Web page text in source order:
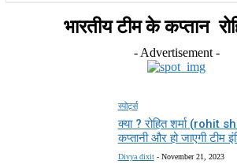
भारतीय टीम के कप्तान
- Advertisement -
स्पोर्ट्स
क्या ? रोहित शर्मा (rohit
कप्तानी और हो जाएगी टीम
Divya dixit - November 21, 2023